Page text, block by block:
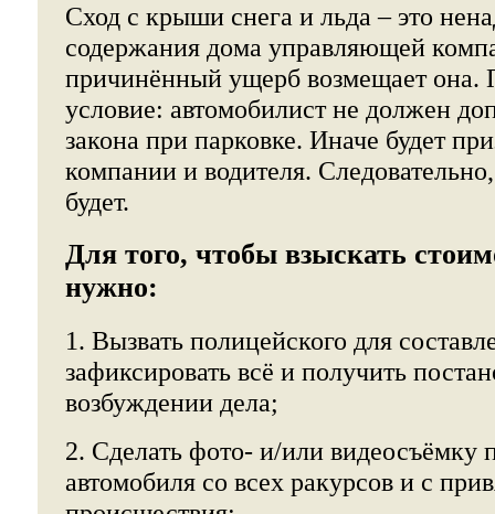
Сход с крыши снега и льда – это
содержания дома управляющей
причинённый ущерб возмещает она.
условие: автомобилист не должен
закона при парковке. Иначе будет
компании и водителя.
будет.
Для того, чтобы взыскать
нужно:
1. Вызвать полицейского для
зафиксировать всё и получить
возбуждении дела;
2. Сделать фото- и/или видеосъёмку
автомобиля со всех ракурсов и с